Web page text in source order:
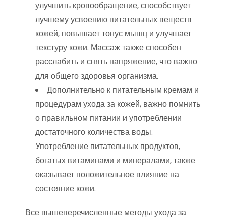
улучшить кровообращение, способствует
лучшему усвоению питательных веществ
кожей, повышает тонус мышц и улучшает
текстуру кожи. Массаж также способен
расслабить и снять напряжение, что важно
для общего здоровья организма.
Дополнительно к питательным кремам и
процедурам ухода за кожей, важно помнить
о правильном питании и употреблении
достаточного количества воды.
Употребление питательных продуктов,
богатых витаминами и минералами, также
оказывает положительное влияние на
состояние кожи.
Все вышеперечисленные методы ухода за